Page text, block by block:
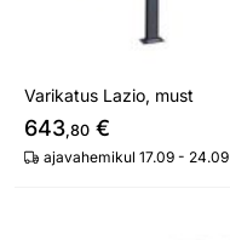
Varikatus Lazio, must
643,80 €
ajavahemikul 17.09 - 24.09